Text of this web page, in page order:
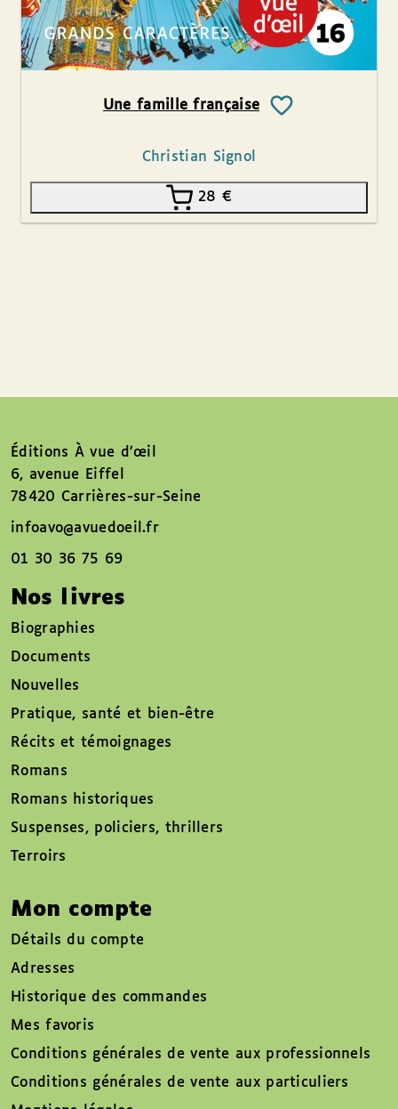
Une famille française
Christian Signol
28 €
Éditions À vue d’œil
6, avenue Eiffel
78420 Carrières-sur-Seine
infoavo@avuedoeil.fr
01 30 36 75 69
Nos livres
Biographies
Documents
Nouvelles
Pratique, santé et bien-être
Récits et témoignages
Romans
Romans historiques
Suspenses, policiers, thrillers
Terroirs
Mon compte
Détails du compte
Adresses
Historique des commandes
Mes favoris
Conditions générales de vente aux professionnels
Conditions générales de vente aux particuliers